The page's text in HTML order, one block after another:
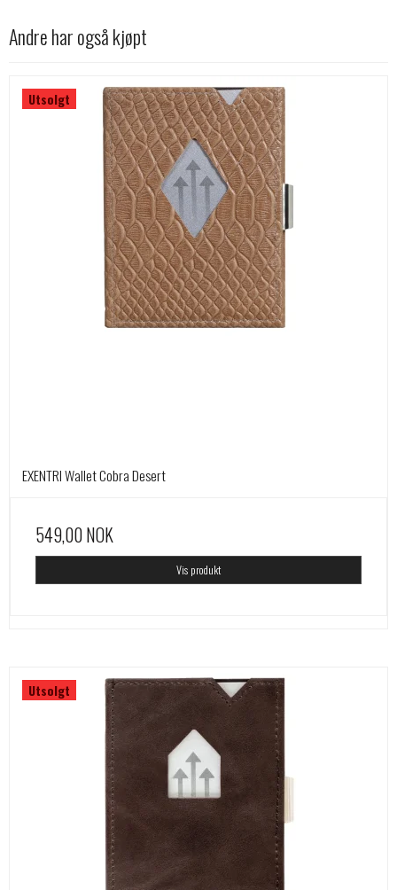
Andre har også kjøpt
Utsolgt
EXENTRI Wallet Cobra Desert
549,00 NOK
Vis produkt
Utsolgt